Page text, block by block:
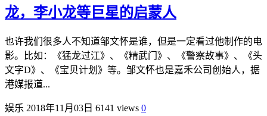
龙，李小龙等巨星的启蒙人
也许我们很多人不知道邹文怀是谁，但是一定看过他制作的电
影。比如：《猛龙过江》、《精武门》、《警察故事》、《头
文字D》、《宝贝计划》等。邹文怀也是嘉禾公司创始人，据
港媒报道...
娱乐 2018年11月03日 6141 views 0